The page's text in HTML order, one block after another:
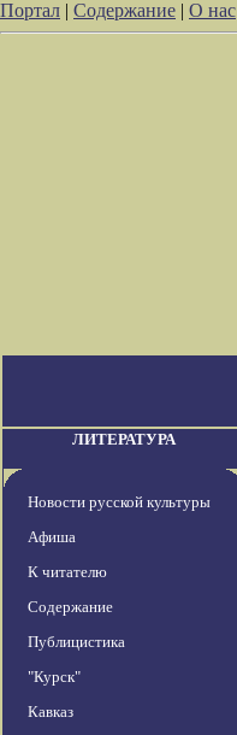
Портал | Содержание | О нас
ЛИТЕРАТУРА
Новости русской культуры
Афиша
К читателю
Содержание
Публицистика
"Курск"
Кавказ